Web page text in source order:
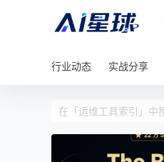
行业动态 实战分享